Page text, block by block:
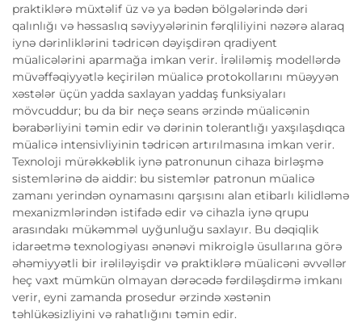
praktiklərə müxtəlif üz və ya bədən bölgələrində dəri
qalınlığı və həssaslıq səviyyələrinin fərqliliyini nəzərə alaraq
iynə dərinliklərini tədricən dəyişdirən qradiyent
müalicələrini aparmağa imkan verir. İrəliləmiş modellərdə
müvəffəqiyyətlə keçirilən müalicə protokollarını müəyyən
xəstələr üçün yadda saxlayan yaddaş funksiyaları
mövcuddur; bu da bir neçə seans ərzində müalicənin
bərabərliyini təmin edir və dərinin tolerantlığı yaxşılaşdıqca
müalicə intensivliyinin tədricən artırılmasına imkan verir.
Texnoloji mürəkkəblik iynə patronunun cihaza birləşmə
sistemlərinə də aiddir: bu sistemlər patronun müalicə
zamanı yerindən oynamasını qarşısını alan etibarlı kilidləmə
mexanizmlərindən istifadə edir və cihazla iynə qrupu
arasındakı mükəmməl uyğunluğu saxlayır. Bu dəqiqlik
idarəetmə texnologiyası ənənəvi mikroiglə üsullarına görə
əhəmiyyətli bir irəliləyişdir və praktiklərə müalicəni əvvəllər
heç vaxt mümkün olmayan dərəcədə fərdiləşdirmə imkanı
verir, eyni zamanda prosedur ərzində xəstənin
təhlükəsizliyini və rahatlığını təmin edir.